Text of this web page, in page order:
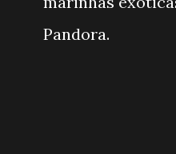
Pandora.